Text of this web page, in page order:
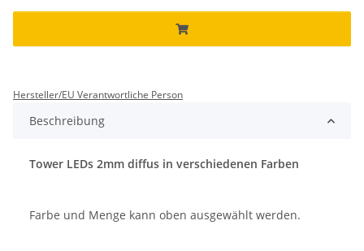
Hersteller/EU Verantwortliche Person
Beschreibung
Tower LEDs 2mm diffus in verschiedenen Farben
Farbe und Menge kann oben ausgewählt werden.